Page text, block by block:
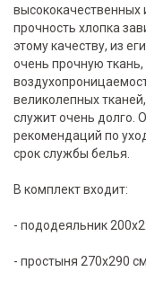
высококачественных
прочность хлопка
этому качеству, из
очень прочную
великолепных
служит очень долго.
рекомендаций по
срок службы белья.
В комплект входит:
- пододеяльник
- простыня 270х290 см